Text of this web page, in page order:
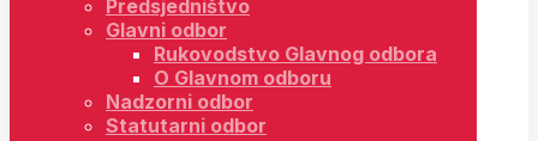
Predsjedništvo
Glavni odbor
Rukovodstvo Glavnog odbora
O Glavnom odboru
Nadzorni odbor
Statutarni odbor